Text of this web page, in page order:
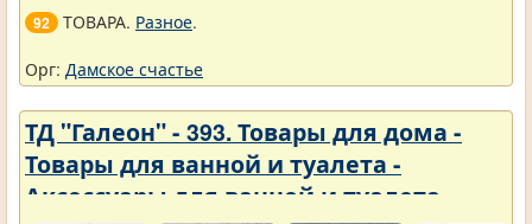
92 ТОВАРА. Разное.
Орг: Дамское счастье
ТД "Галеон" - 393. Товары для дома -
Товары для ванной и туалета -
Аксессуары для ванной и туалета